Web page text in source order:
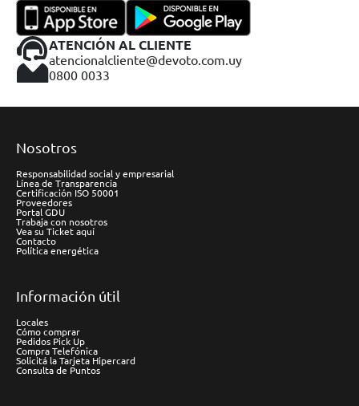
ATENCIÓN AL CLIENTE
atencionalcliente@devoto.com.uy
0800 0033
Nosotros
Responsabilidad social y empresarial
Línea de Transparencia
Certificación ISO 50001
Proveedores
Portal GDU
Trabaja con nosotros
Vea su Ticket aquí
Contacto
Política energética
Información útil
Locales
Cómo comprar
Pedidos Pick Up
Compra Telefónica
Solicitá la Tarjeta Hipercard
Consulta de Puntos